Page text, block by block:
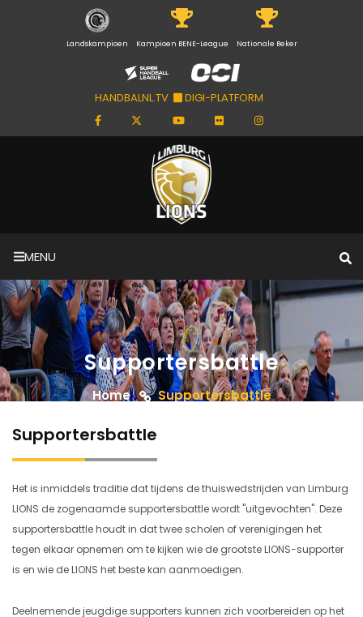
Landskampioen Kampioen BENE-League Nationale Beker
HANDBALNL.TV DIGI-PLATFORM
MENU
Supportersbattle
Home Supportersbattle
Supportersbattle
Het is inmiddels traditie dat tijdens de thuiswedstrijden van Limburg
LIONS de zogenaamde supportersbattle wordt "uitgevochten". Deze
supportersbattle houdt in dat twee scholen of verenigingen het
tegen elkaar opnemen om te kijken wie de grootste LIONS-supporter
is en wie de LIONS het beste kan aanmoedigen.
Deelnemende jeugdige supporters kunnen zich voorbereiden op het